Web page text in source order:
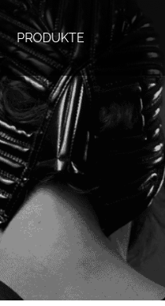
PRODUKTE